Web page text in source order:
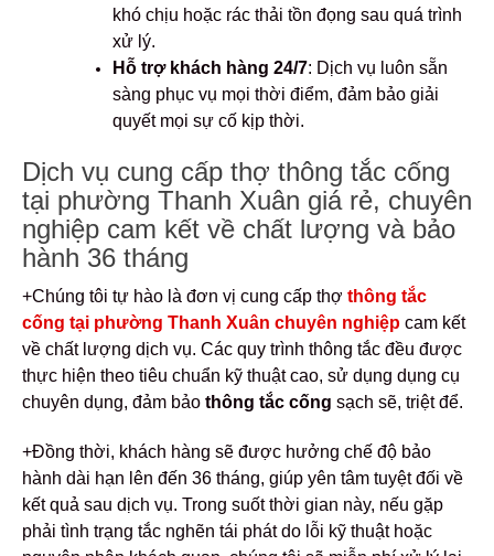
khó chịu hoặc rác thải tồn đọng sau quá trình
xử lý.
Hỗ trợ khách hàng 24/7: Dịch vụ luôn sẵn
sàng phục vụ mọi thời điểm, đảm bảo giải
quyết mọi sự cố kịp thời.
Dịch vụ cung cấp thợ thông tắc cống
tại phường Thanh Xuân giá rẻ, chuyên
nghiệp cam kết về chất lượng và bảo
hành 36 tháng
+Chúng tôi tự hào là đơn vị cung cấp thợ thông tắc
cống tại phường Thanh Xuân chuyên nghiệp cam kết
về chất lượng dịch vụ. Các quy trình thông tắc đều được
thực hiện theo tiêu chuẩn kỹ thuật cao, sử dụng dụng cụ
chuyên dụng, đảm bảo thông tắc cống sạch sẽ, triệt để.
+Đồng thời, khách hàng sẽ được hưởng chế độ bảo
hành dài hạn lên đến 36 tháng, giúp yên tâm tuyệt đối về
kết quả sau dịch vụ. Trong suốt thời gian này, nếu gặp
phải tình trạng tắc nghẽn tái phát do lỗi kỹ thuật hoặc